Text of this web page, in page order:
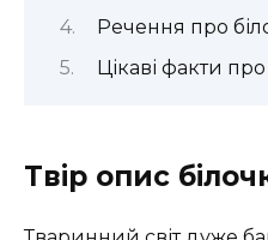
Речення про
Цікаві факти про
Твір опис